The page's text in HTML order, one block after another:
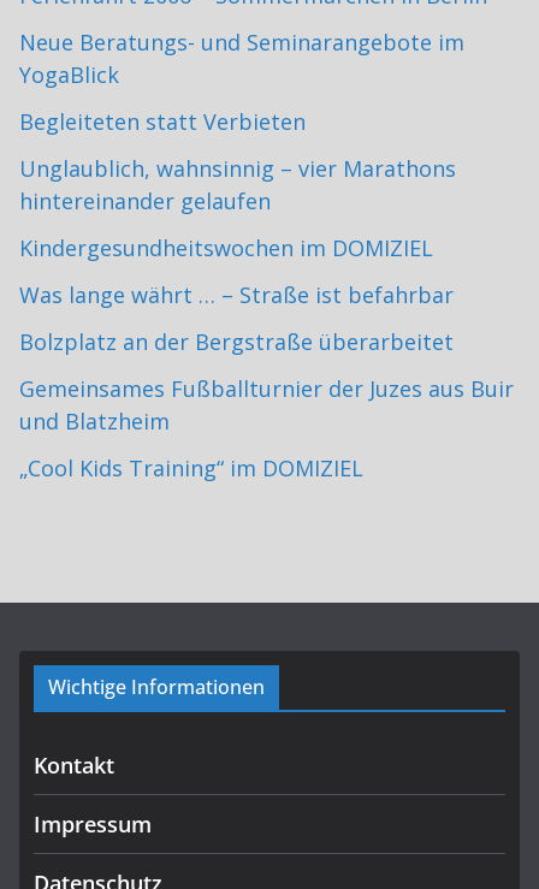
Neue Beratungs- und Seminarangebote im
YogaBlick
Begleiteten statt Verbieten
Unglaublich, wahnsinnig – vier Marathons
hintereinander gelaufen
Kindergesundheitswochen im DOMIZIEL
Was lange währt … – Straße ist befahrbar
Bolzplatz an der Bergstraße überarbeitet
Gemeinsames Fußballturnier der Juzes aus Buir
und Blatzheim
„Cool Kids Training“ im DOMIZIEL
Wichtige Informationen
Kontakt
Impressum
Datenschutz